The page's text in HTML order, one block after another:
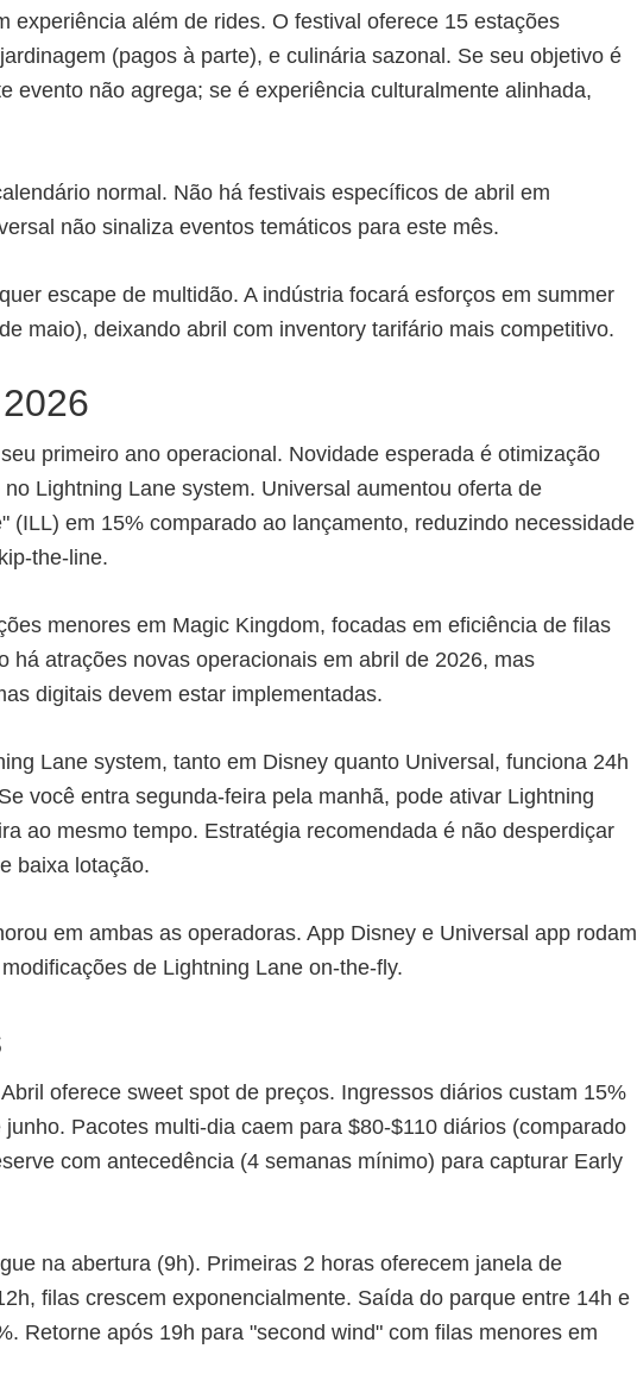
experiência além de rides. O festival oferece 15 estações
(pagos à parte), e culinária sazonal. Se seu objetivo é
evento não agrega; se é experiência culturalmente alinhada,
normal. Não há festivais específicos de abril em
não sinaliza eventos temáticos para este mês.
escape de multidão. A indústria focará esforços em summer
maio), deixando abril com inventory tarifário mais competitivo.
primeiro ano operacional. Novidade esperada é otimização
Lightning Lane system. Universal aumentou oferta de
(ILL) em 15% comparado ao lançamento, reduzindo necessidade
the-line.
menores em Magic Kingdom, focadas em eficiência de filas
há atrações novas operacionais em abril de 2026, mas
digitais devem estar implementadas.
Lane system, tanto em Disney quanto Universal, funciona 24h
você entra segunda-feira pela manhã, pode ativar Lightning
ao mesmo tempo. Estratégia recomendada é não desperdiçar
baixa lotação.
em ambas as operadoras. App Disney e Universal app rodam
de Lightning Lane on-the-fly.
Abril oferece sweet spot de preços. Ingressos diários custam 15%
Pacotes multi-dia caem para $80-$110 diários (comparado
com antecedência (4 semanas mínimo) para capturar Early
na abertura (9h). Primeiras 2 horas oferecem janela de
filas crescem exponencialmente. Saída do parque entre 14h e
Retorne após 19h para "second wind" com filas menores em